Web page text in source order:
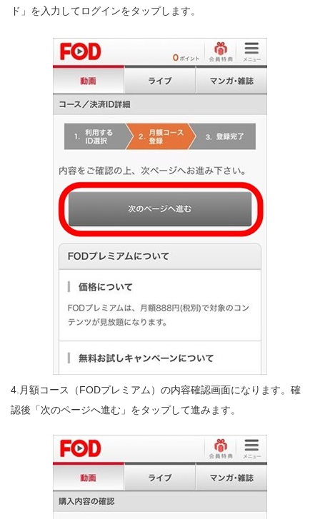
ド」を入力してログインをタップします。
4.月額コース（FODプレミアム）の内容確認画面になります。確
認後「次のページへ進む」をタップして進みます。